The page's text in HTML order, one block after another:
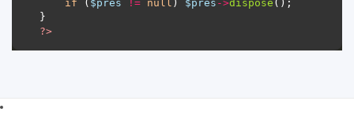
if ( $pres != null ) $pres ->dispose
?>